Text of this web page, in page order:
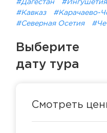
#Дагестан #Ингушетия
#Кавказ
#Карачаево-
#Северная Осетия
Выберите
дату тура
Смотреть